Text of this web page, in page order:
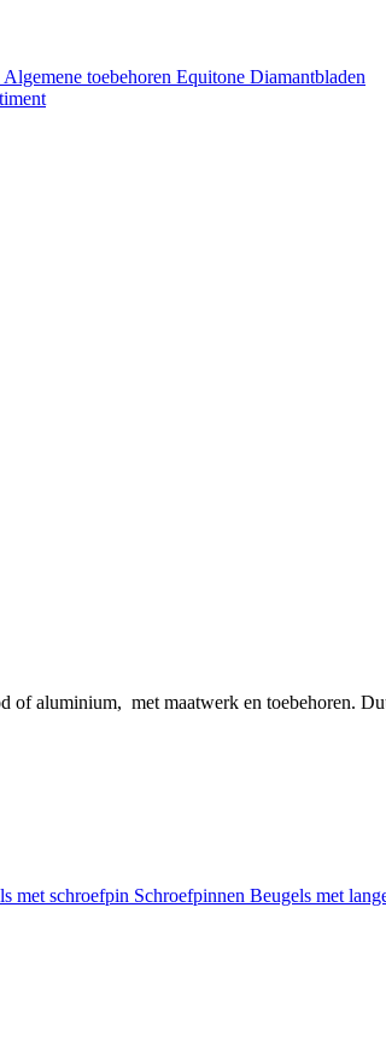
Algemene toebehoren Equitone Diamantbladen
aluminium, met maatwerk en toebehoren.
met schroefpin Schroefpinnen Beugels met